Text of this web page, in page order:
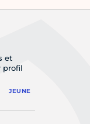
et
profil
JEUNE